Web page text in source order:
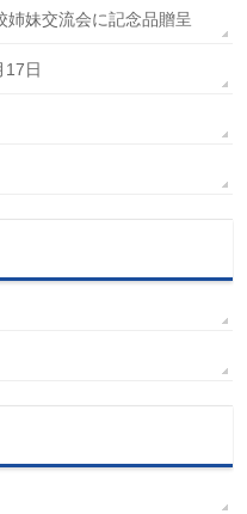
姉妹交流会に記念品贈呈
日